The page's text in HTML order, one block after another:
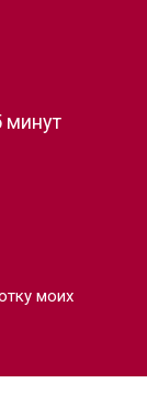
минут
моих